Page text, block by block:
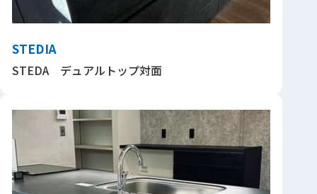
STEDIA
STEDA デュアルトップ対面